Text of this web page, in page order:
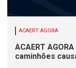
ACAERT AGORA
ACAERT
caminhões